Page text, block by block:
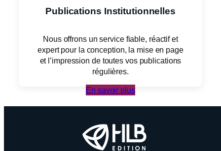
Publications Institutionnelles
Nous offrons un service fiable, réactif et
expert pour la conception, la mise en page
et l’impression de toutes vos publications
régulières.
En savoir plus